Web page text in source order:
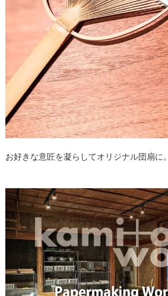
お好きな意匠を凝らしてオリジナル団扇に。